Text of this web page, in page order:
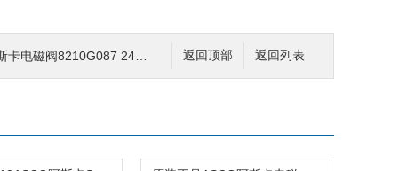
返回列表
返回顶部
阀8210G087 24DC\110VAC原装